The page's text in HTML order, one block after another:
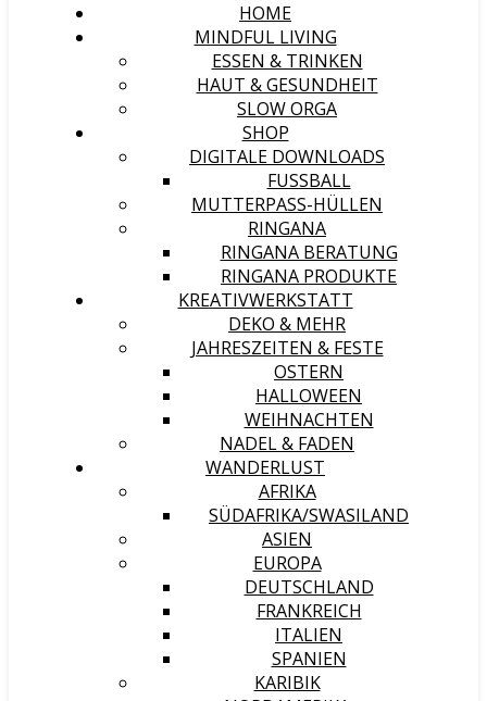
HOME
MINDFUL LIVING
ESSEN & TRINKEN
HAUT & GESUNDHEIT
SLOW ORGA
SHOP
DIGITALE DOWNLOADS
FUSSBALL
MUTTERPASS-HÜLLEN
RINGANA
RINGANA BERATUNG
RINGANA PRODUKTE
KREATIVWERKSTATT
DEKO & MEHR
JAHRESZEITEN & FESTE
OSTERN
HALLOWEEN
WEIHNACHTEN
NADEL & FADEN
WANDERLUST
AFRIKA
SÜDAFRIKA/SWASILAND
ASIEN
EUROPA
DEUTSCHLAND
FRANKREICH
ITALIEN
SPANIEN
KARIBIK